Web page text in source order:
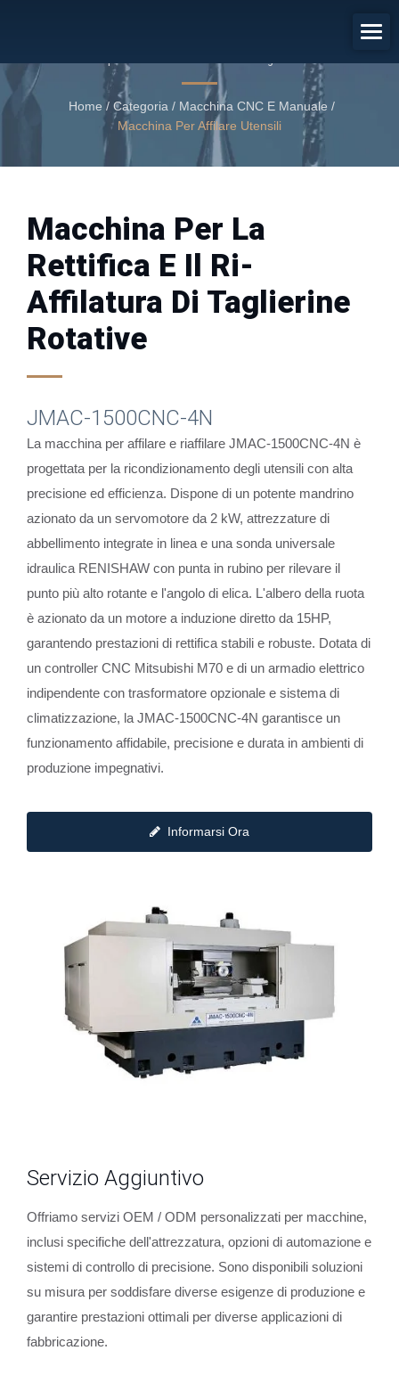
Affilatura Di Taglierine Rotative
Home / Categoria / Macchina CNC E Manuale /
Macchina Per Affilare Utensili
Macchina Per La
Rettifica E Il Ri-
Affilatura Di Taglierine
Rotative
JMAC-1500CNC-4N
La macchina per affilare e riaffilare JMAC-1500CNC-4N è
progettata per la ricondizionamento degli utensili con alta
precisione ed efficienza. Dispone di un potente mandrino
azionato da un servomotore da 2 kW, attrezzature di
abbellimento integrate in linea e una sonda universale
idraulica RENISHAW con punta in rubino per rilevare il
punto più alto rotante e l'angolo di elica. L'albero della ruota
è azionato da un motore a induzione diretto da 15HP,
garantendo prestazioni di rettifica stabili e robuste. Dotata di
un controller CNC Mitsubishi M70 e di un armadio elettrico
indipendente con trasformatore opzionale e sistema di
climatizzazione, la JMAC-1500CNC-4N garantisce un
funzionamento affidabile, precisione e durata in ambienti di
produzione impegnativi.
Informarsi Ora
Servizio Aggiuntivo
Offriamo servizi OEM / ODM personalizzati per macchine,
inclusi specifiche dell'attrezzatura, opzioni di automazione e
sistemi di controllo di precisione. Sono disponibili soluzioni
su misura per soddisfare diverse esigenze di produzione e
garantire prestazioni ottimali per diverse applicazioni di
fabbricazione.